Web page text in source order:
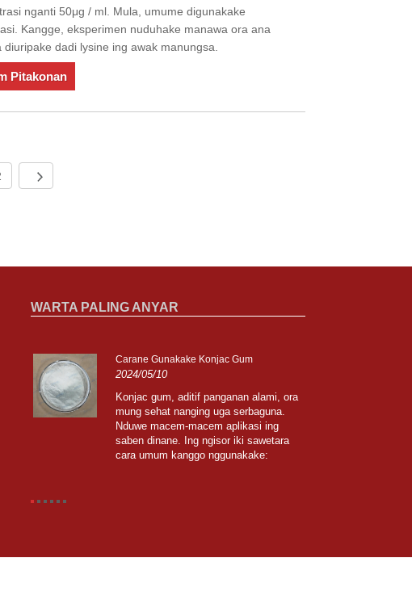
nganti 50μg / ml. Mula, umume digunakake
Kangge, eksperimen nuduhake manawa ora ana
dadi lysine ing awak manungsa.
Pitakonan
WARTA PALING ANYAR
Sao
Carane Gunakake Konjac Gum
2024/05/10
Konjac gum, aditif panganan alami, ora
mung sehat nanging uga serbaguna.
Nduwe macem-macem aplikasi ing
saben dinane. Ing ngisor iki sawetara
cara umum kanggo nggunakake: